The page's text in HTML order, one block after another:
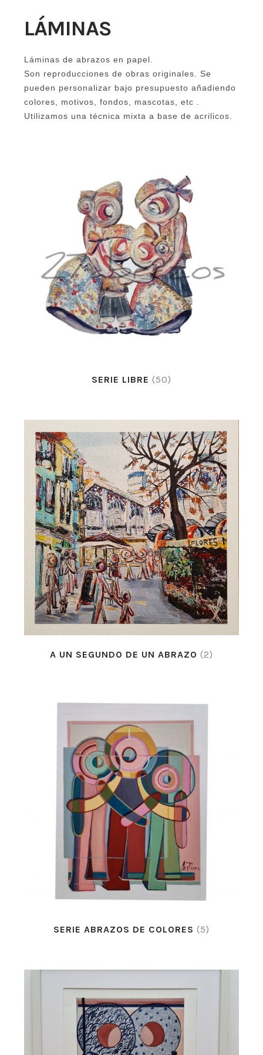
LÁMINAS
Láminas de abrazos en papel.
Son reproducciones de obras originales. Se
pueden personalizar bajo presupuesto añadiendo
colores, motivos, fondos, mascotas, etc .
Utilizamos una técnica mixta a base de acrilicos.
SERIE LIBRE (50)
A UN SEGUNDO DE UN ABRAZO (2)
SERIE ABRAZOS DE COLORES (5)